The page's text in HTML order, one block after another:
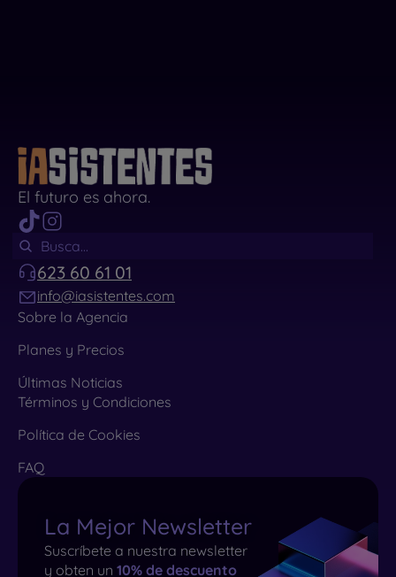
El futuro es ahora.
623 60 61 01
info@iasistentes.com
Sobre la Agencia
Planes y Precios
Últimas Noticias
Términos y Condiciones
Política de Cookies
FAQ
La Mejor Newsletter
Suscríbete a nuestra newsletter
y obten un 10% de descuento